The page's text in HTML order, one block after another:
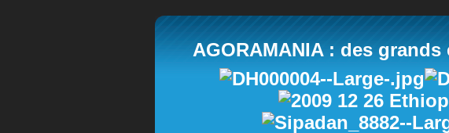
AGORAMANIA : des